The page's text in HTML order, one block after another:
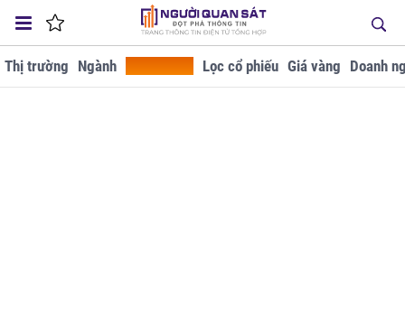
Thị trường Ngành Lọc cổ phiếu Giá vàng Doanh